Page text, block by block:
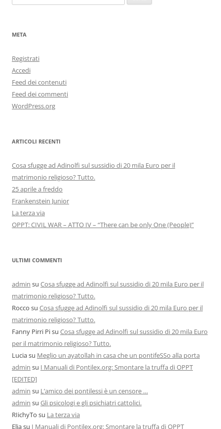
per:
META
Registrati
Accedi
Feed dei contenuti
Feed dei commenti
WordPress.org
ARTICOLI RECENTI
Cosa sfugge ad Adinolfi sul sussidio di 20 mila Euro per il
matrimonio religioso? Tutto.
25 aprile a freddo
Frankenstein Junior
La terza via
OPPT: CIVIL WAR – ATTO IV – “There can be only One (People)”
ULTIMI COMMENTI
admin su Cosa sfugge ad Adinolfi sul sussidio di 20 mila Euro per il
matrimonio religioso? Tutto.
Rocco su Cosa sfugge ad Adinolfi sul sussidio di 20 mila Euro per il
matrimonio religioso? Tutto.
Fanny Pirri Pisu Cosa sfugge ad Adinolfi sul sussidio di 20 mila Euro
per il matrimonio religioso? Tutto.
Luciasu Meglio un ayatollah in casa che un pontifeSSo alla porta
admin su I Manuali di Pontilex.org: Smontare la truffa di OPPT
[EDITED]
admin su L’amico dei pontilessi è un censore …
admin su Gli psicologi e gli psichiatri cattolici.
RIichyTo su La terza via
Eliasu I Manuali di Pontilex.org: Smontare la truffa di OPPT